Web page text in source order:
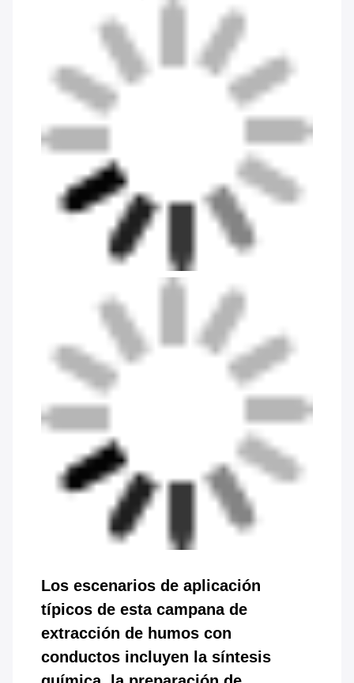
Los escenarios de aplicación
típicos de esta campana de
extracción de humos con
conductos incluyen la síntesis